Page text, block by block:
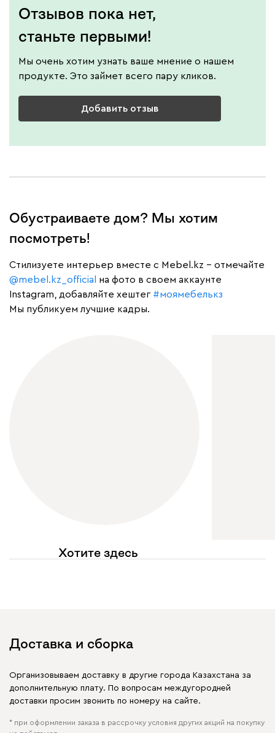
Отзывов пока нет,
станьте первыми!
Мы очень хотим узнать ваше мнение о нашем
продукте. Это займет всего пару кликов.
Добавить отзыв
Обустраиваете дом? Мы хотим
посмотреть!
Cтилизуете интерьер вместе с Mebel.kz – отмечайте
@mebel.kz_official
на фото в своем аккаунте
Instagram, добавляйте хештег #моямебелькз
Мы публикуем лучшие кадры.
Хотите здесь
Доставка и сборка
Организовываем доставку в другие города Казахстана за
дополнительную плату. По вопросам междугородней
доставки просим звонить по номеру на сайте.
* при оформлении заказа в рассрочку условия других акций на покупку